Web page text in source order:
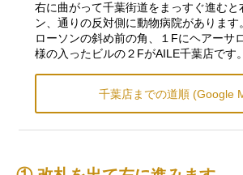
右に曲がって千葉街道をまっすぐ進むと
ン、通りの反対側に動物病院があります
ローソンの斜め前の角、１Fにヘアーサ
様の入ったビルの２FがAILE千葉店です。
千葉店までの道順 (Google